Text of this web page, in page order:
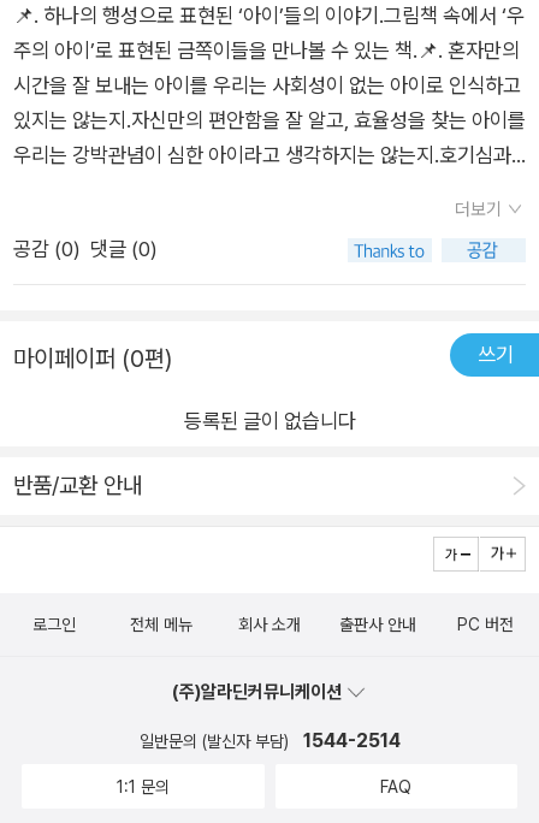
아이들을 통해 자연스럽게 나누게 됩니다.형제, 자매, 남매뿐 아
니라 외동이거나 늘 혼자라고 생각하는 어린이까지.모든 아이가
함께 읽고 나눌 수 있는 책.<나의우주를보여줄게>아이가 자신
의 우주를 보여주고다른 별 친구를 맞이하고 함께 모험하는즐거
운 경험을 나누어 볼 수 있습니다.^^#고유함#독창성#다양성#특
📌. 하나의 행성으로 표현된 ‘아이’들의 이야기.그림책 속에서 ‘우
주의 아이’로 표현된 금쪽이들을 만나볼 수 있는 책.📌. 혼자만의
시간을 잘 보내는 아이를 우리는 사회성이 없는 아이로 인식하고
있지는 않는지.자신만의 편안함을 잘 알고, 효율성을 찾는 아이를
우리는 강박관념이 심한 아이라고 생각하지는 않는지.호기심과
는지….한 번 생각해 보게 되는 책.📌. 그림책이긴 하지만 깊이기
있는책이기 때문에 초등고학년인 비비에게 추천했고, “MBTI 같
은 책이었어요.’라고 말해주었다. 엠비티아이에 빠진 비비에게는
정확한 표현이었다. ‘나’를 알고 ’너‘를 알아 나아가는 그런 이야
기.어른이 된 내가 읽어보면서 ’나‘와 ’너‘를 생각해보게되는 시간
지…. 하는 마음이 들면서 많은 생각을 하게 된 그림책이었다.
더보기
공감 (0) 댓글 (0)
마이페이퍼 (0편) 쓰기
등록된 글이 없습니다
반품/교환 안내
로그인 전체 메뉴 회사 소개 출판사 안내 PC 버전
(주)알라딘커뮤니케이션
일반문의 (발신자 부담) 1544-2514
1:1 문의 FAQ